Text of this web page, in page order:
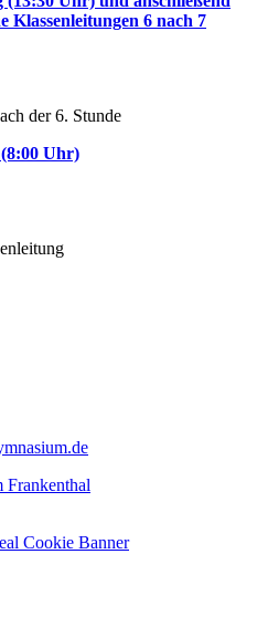
Klassenleitungen 6 nach 7
der 6. Stunde
Uhr)
Frankenthal
Cookie Banner